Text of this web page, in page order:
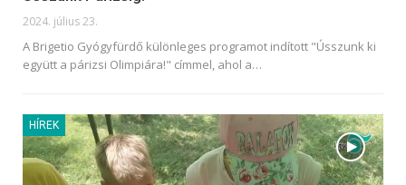
2024. július 23.
A Brigetio Gyógyfürdő különleges programot indított "Ússzunk ki
együtt a párizsi Olimpiára!" címmel, ahol a…
HÍREK